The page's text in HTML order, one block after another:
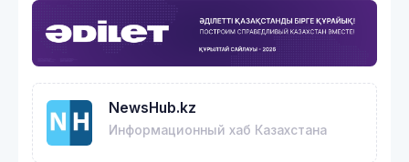
NewsHub.kz
Информационный хаб Казахстана